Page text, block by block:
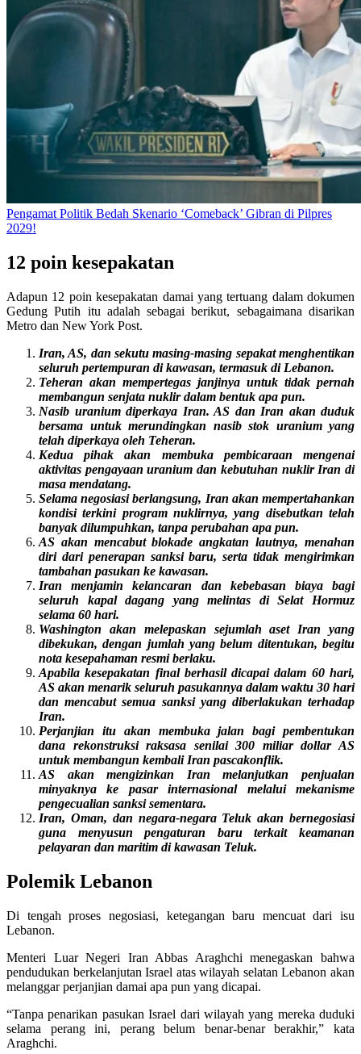
Pengamat Politik Bedah Skenario ‘Comeback’ Gibran di Pilpres
2029!
12 poin kesepakatan
Adapun 12 poin kesepakatan damai yang tertuang dalam dokumen
Gedung Putih itu adalah sebagai berikut, sebagaimana disarikan
Metro dan New York Post.
Iran, AS, dan sekutu masing-masing sepakat menghentikan
seluruh pertempuran di kawasan, termasuk di Lebanon.
Teheran akan mempertegas janjinya untuk tidak pernah
membangun senjata nuklir dalam bentuk apa pun.
Nasib uranium diperkaya Iran. AS dan Iran akan duduk
bersama untuk merundingkan nasib stok uranium yang
telah diperkaya oleh Teheran.
Kedua pihak akan membuka pembicaraan mengenai
aktivitas pengayaan uranium dan kebutuhan nuklir Iran di
masa mendatang.
Selama negosiasi berlangsung, Iran akan mempertahankan
kondisi terkini program nuklirnya, yang disebutkan telah
banyak dilumpuhkan, tanpa perubahan apa pun.
AS akan mencabut blokade angkatan lautnya, menahan
diri dari penerapan sanksi baru, serta tidak mengirimkan
tambahan pasukan ke kawasan.
Iran menjamin kelancaran dan kebebasan biaya bagi
seluruh kapal dagang yang melintas di Selat Hormuz
selama 60 hari.
Washington akan melepaskan sejumlah aset Iran yang
dibekukan, dengan jumlah yang belum ditentukan, begitu
nota kesepahaman resmi berlaku.
Apabila kesepakatan final berhasil dicapai dalam 60 hari,
AS akan menarik seluruh pasukannya dalam waktu 30 hari
dan mencabut semua sanksi yang diberlakukan terhadap
Iran.
Perjanjian itu akan membuka jalan bagi pembentukan
dana rekonstruksi raksasa senilai 300 miliar dollar AS
untuk membangun kembali Iran pascakonflik.
AS akan mengizinkan Iran melanjutkan penjualan
minyaknya ke pasar internasional melalui mekanisme
pengecualian sanksi sementara.
Iran, Oman, dan negara-negara Teluk akan bernegosiasi
guna menyusun pengaturan baru terkait keamanan
pelayaran dan maritim di kawasan Teluk.
Polemik Lebanon
Di tengah proses negosiasi, ketegangan baru mencuat dari isu
Lebanon.
Menteri Luar Negeri Iran Abbas Araghchi menegaskan bahwa
pendudukan berkelanjutan Israel atas wilayah selatan Lebanon akan
melanggar perjanjian damai apa pun yang dicapai.
“Tanpa penarikan pasukan Israel dari wilayah yang mereka duduki
selama perang ini, perang belum benar-benar berakhir,” kata
Araghchi.